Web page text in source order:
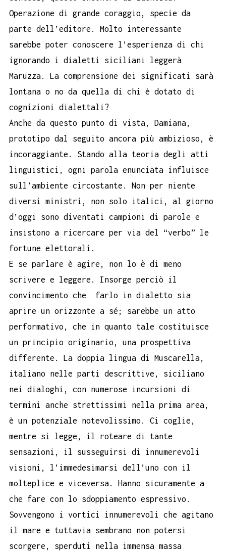
Operazione di grande coraggio, specie da
parte dell’editore. Molto interessante
sarebbe poter conoscere l’esperienza di chi
ignorando i dialetti siciliani leggerà
Maruzza. La comprensione dei significati sarà
lontana o no da quella di chi è dotato di
cognizioni dialettali?
Anche da questo punto di vista, Damiana,
prototipo dal seguito ancora più ambizioso, è
incoraggiante. Stando alla teoria degli atti
linguistici, ogni parola enunciata influisce
sull’ambiente circostante. Non per niente
diversi ministri, non solo italici, al giorno
d’oggi sono diventati campioni di parole e
insistono a ricercare per via del “verbo” le
fortune elettorali.
E se parlare è agire, non lo è di meno
scrivere e leggere. Insorge perciò il
convincimento che farlo in dialetto sia
aprire un orizzonte a sé; sarebbe un atto
performativo, che in quanto tale costituisce
un principio originario, una prospettiva
differente. La doppia lingua di Muscarella,
italiano nelle parti descrittive, siciliano
nei dialoghi, con numerose incursioni di
termini anche strettissimi nella prima area,
è un potenziale notevolissimo. Ci coglie,
mentre si legge, il roteare di tante
sensazioni, il susseguirsi di innumerevoli
visioni, l’immedesimarsi dell’uno con il
molteplice e viceversa. Hanno sicuramente a
che fare con lo sdoppiamento espressivo.
Sovvengono i vortici innumerevoli che agitano
il mare e tuttavia sembrano non potersi
scorgere, sperduti nella immensa massa